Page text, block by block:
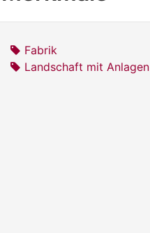
Fabrik
Landschaft mit Anlagen